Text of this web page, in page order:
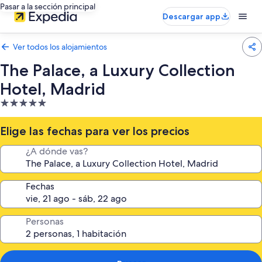
Pasar a la sección principal
Descargar app
Ver todos los alojamientos
The Palace, a Luxury Collection
Hotel, Madrid
Alojamiento
de
5.0 estrellas
Elige las fechas para ver los precios
¿A dónde vas?
Fechas
Personas